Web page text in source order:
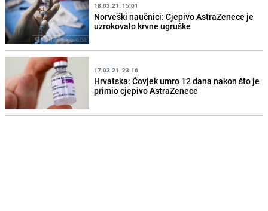
18.03.21. 15:01
Norveški naučnici: Cjepivo AstraZenece je
uzrokovalo krvne ugruške
17.03.21. 23:16
Hrvatska: Čovjek umro 12 dana nakon što je
primio cjepivo AstraZenece